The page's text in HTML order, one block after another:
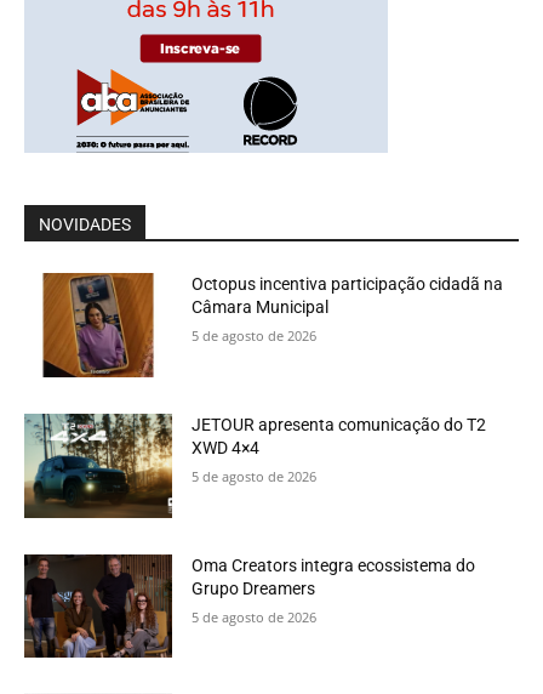
NOVIDADES
Octopus incentiva participação cidadã na
Câmara Municipal
5 de agosto de 2026
JETOUR apresenta comunicação do T2
XWD 4×4
5 de agosto de 2026
Oma Creators integra ecossistema do
Grupo Dreamers
5 de agosto de 2026